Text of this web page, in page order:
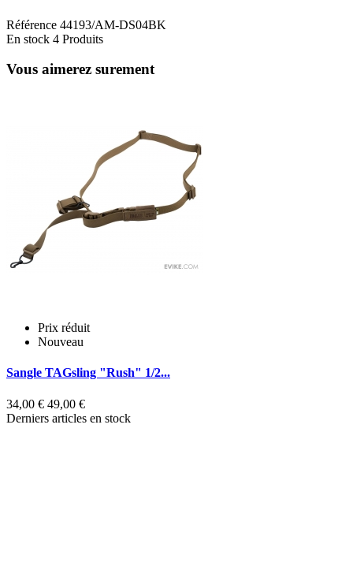
Référence 44193/AM-DS04BK
En stock 4 Produits
Vous aimerez surement
Prix réduit
Nouveau
Sangle TAGsling "Rush" 1/2...
34,00 € 49,00 €
Derniers articles en stock